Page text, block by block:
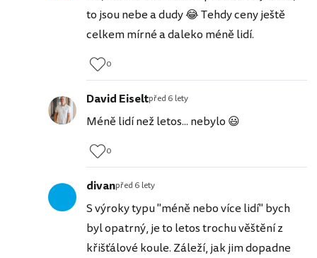
to jsou nebe a dudy 😂 Tehdy ceny ještě
celkem mírné a daleko méně lidí.
0
David Eiseltpřed 6 lety
Méně lidí než letos... nebylo 😃
0
divanpřed 6 lety
S výroky typu "méně nebo více lidí" bych
byl opatrný, je to letos trochu věštění z
křišťálové koule. Záleží, jak jim dopadne